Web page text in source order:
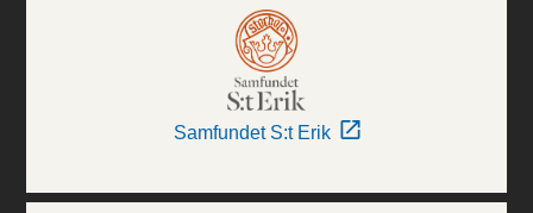
Samfundet S:t Erik